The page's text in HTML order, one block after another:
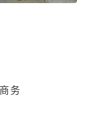
务